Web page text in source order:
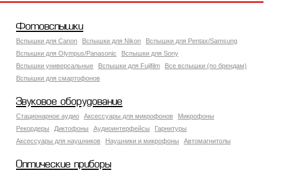
Фотовспышки
Вспышки для Canon Вспышки для Nikon
Вспышки для Pentax/Samsung
Вспышки для Olympus/Panasonic
Вспышки для Sony
Вспышки универсальные
Вспышки для Fujifilm
Все вспышки (по брендам)
Вспышки для смартофонов
Звуковое оборудование
Стационарное аудио Аксессуары для микрофонов
Микрофоны
Рекордеры
Диктофоны Аудиоинтерфейсы
Гарнитуры
Аксессуары для наушников
Наушники и микрофоны Автомагнитолы
Оптические приборы